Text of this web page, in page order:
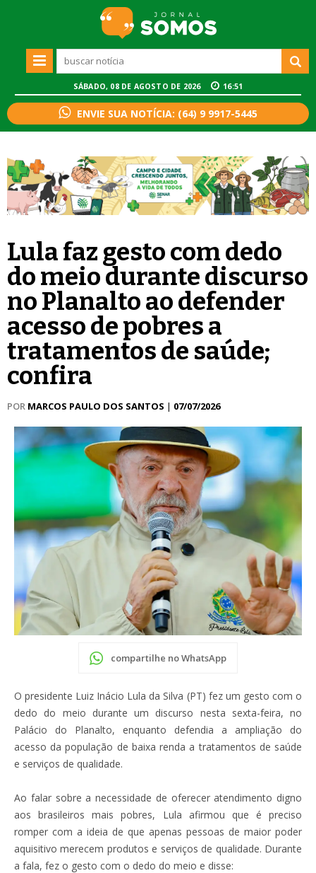
SÁBADO, 08 DE AGOSTO DE 2026 16:51
ENVIE SUA NOTÍCIA: (64) 9 9917-5445
Lula faz gesto com dedo
do meio durante discurso
no Planalto ao defender
acesso de pobres a
tratamentos de saúde;
confira
POR MARCOS PAULO DOS SANTOS | 07/07/2026
compartilhe no WhatsApp
O presidente Luiz Inácio Lula da Silva (PT) fez um gesto com o
dedo do meio durante um discurso nesta sexta-feira, no
Palácio do Planalto, enquanto defendia a ampliação do
acesso da população de baixa renda a tratamentos de saúde
e serviços de qualidade.
Ao falar sobre a necessidade de oferecer atendimento digno
aos brasileiros mais pobres, Lula afirmou que é preciso
romper com a ideia de que apenas pessoas de maior poder
aquisitivo merecem produtos e serviços de qualidade. Durante
a fala, fez o gesto com o dedo do meio e disse: